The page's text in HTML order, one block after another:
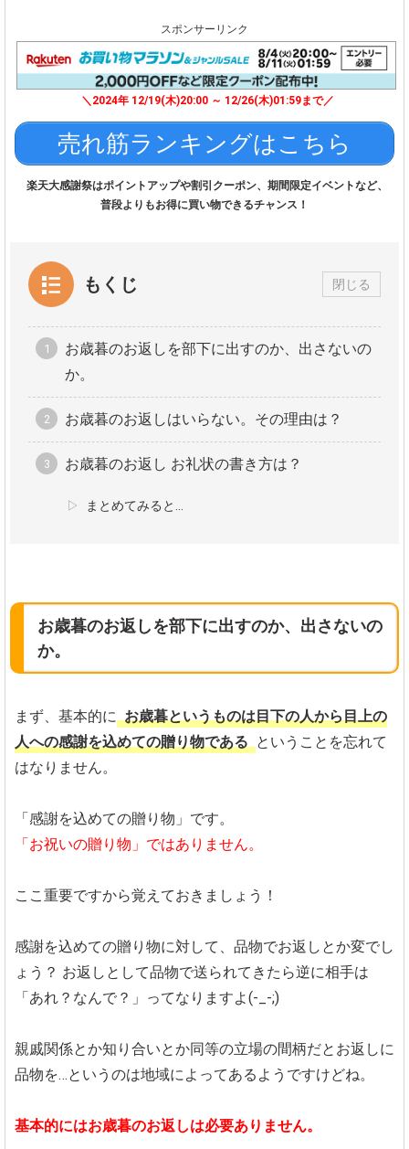
スポンサーリンク
＼2024年 12/19(木)20:00 ～ 12/26(木)01:59まで／
売れ筋ランキングはこちら
楽天大感謝祭はポイントアップや割引クーポン、期間限定イベントなど、
普段よりもお得に買い物できるチャンス！
もくじ 閉じる
お歳暮のお返しを部下に出すのか、出さないの
か。
お歳暮のお返しはいらない。その理由は？
お歳暮のお返し お礼状の書き方は？
まとめてみると…
お歳暮のお返しを部下に出すのか、出さないの
か。
まず、基本的に お歳暮というものは目下の人から目上の
人への感謝を込めての贈り物である ということを忘れて
はなりません。
「感謝を込めての贈り物」です。
「お祝いの贈り物」ではありません。
ここ重要ですから覚えておきましょう！
感謝を込めての贈り物に対して、品物でお返しとか変でし
ょう？ お返しとして品物で送られてきたら逆に相手は
「あれ？なんで？」ってなりますよ(-_-;)
親戚関係とか知り合いとか同等の立場の間柄だとお返しに
品物を…というのは地域によってあるようですけどね。
基本的にはお歳暮のお返しは必要ありません。